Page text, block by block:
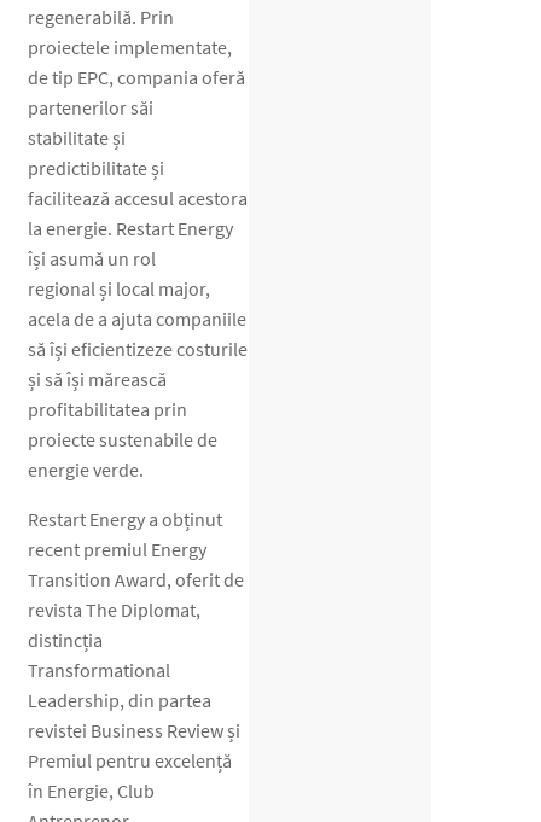
regenerabilă. Prin
proiectele implementate,
de tip EPC, compania oferă
partenerilor săi
stabilitate și
predictibilitate și
facilitează accesul acestora
la energie. Restart Energy
își asumă un rol
regional și local major,
acela de a ajuta companiile
să își eficientizeze costurile
și să își mărească
profitabilitatea prin
proiecte sustenabile de
energie verde.
Restart Energy a obținut
recent premiul Energy
Transition Award, oferit de
revista The Diplomat,
distincția
Transformational
Leadership, din partea
revistei Business Review și
Premiul pentru excelență
în Energie, Club